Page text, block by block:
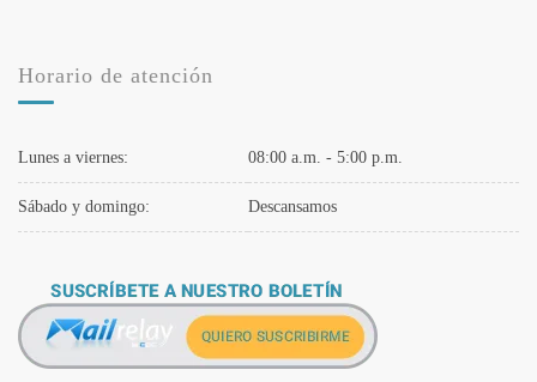
Horario de atención
Lunes a viernes: 08:00 a.m. - 5:00 p.m.
Sábado y domingo: Descansamos